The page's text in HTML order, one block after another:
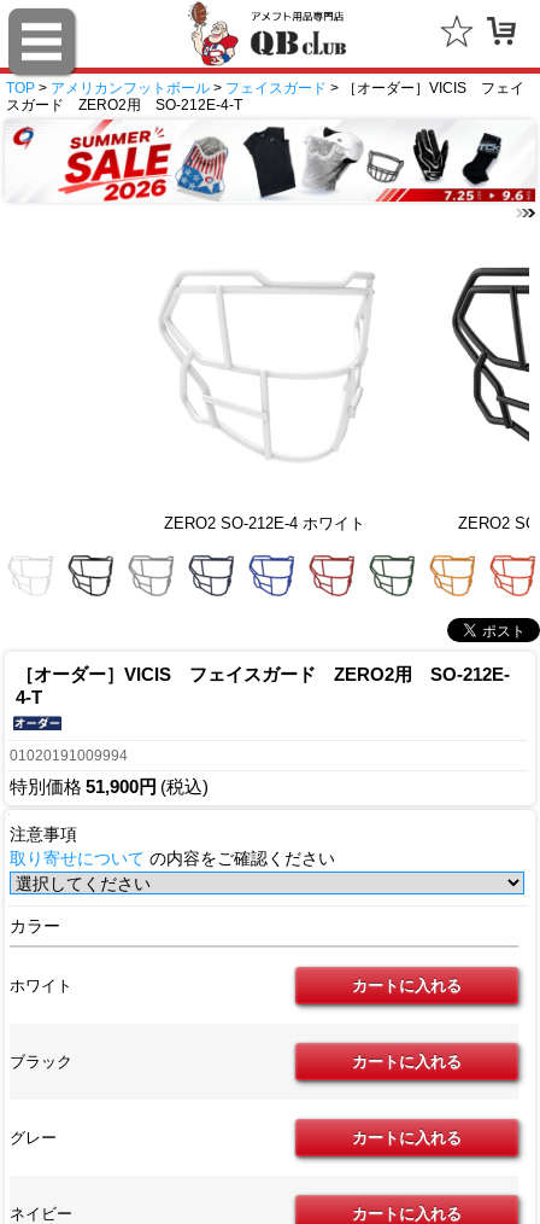
TOP > アメリカンフットボール > フェイスガード > ［オーダー］VICIS フェイ
スガード ZERO2用 SO-212E-4-T
ZERO2 SO-212E-4 ホワイト ZERO2
［オーダー］VICIS フェイスガード ZERO2用 SO-212E-
4-T
01020191009994
特別価格 51,900円 (税込)
注意事項
取り寄せについて の内容をご確認ください
カラー
ホワイト
ブラック
グレー
ネイビー